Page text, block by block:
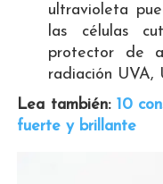
ultravioleta
las células
protector de
radiación UVA,
Lea también: 10
fuerte y brillante